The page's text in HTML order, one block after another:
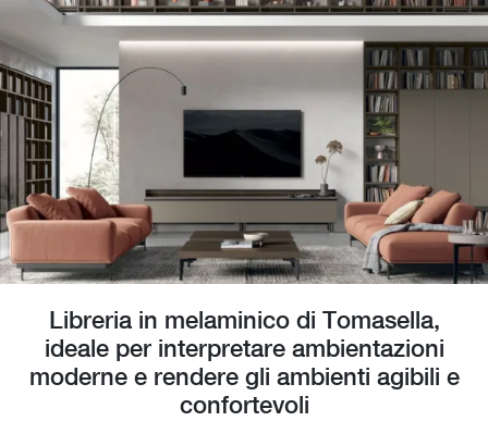
Libreria in melaminico di Tomasella,
ideale per interpretare ambientazioni
moderne e rendere gli ambienti agibili e
confortevoli